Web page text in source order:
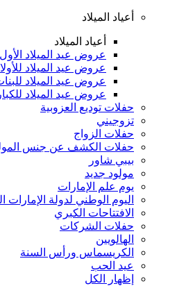
أعياد الميلاد
أعياد الميلاد
عروض عيد الميلاد الأول
عروض عيد الميلاد
عروض عيد الميلاد
عروض عيد الميلاد للكبار
حفلات توديع العزوبية
تزوجيني
حفلات الزواج
حفلات الكشف عن جنس
بيبي شاور
مولود جديد
يوم علم الإمارات
اليوم الوطني لدولة الإمارات
الافتتاحات الكبري
حفلات الشركات
الهالويين
الكريسماس ورأس السنة
عيد الحب
إظهار الكل